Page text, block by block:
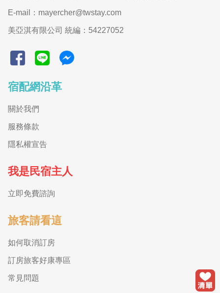
E-mail：mayercher@twstay.com
美亞淇有限公司 統編：54227052
宿配網沿革
關於我們
服務條款
隱私權宣告
我是民宿主人
立即免費諮詢
旅客請看這
如何取消訂房
訂房旅客好康專區
常見問題